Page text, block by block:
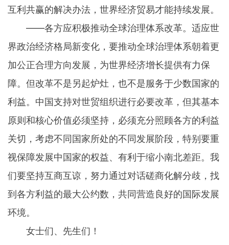
互利共赢的解决办法，世界经济贸易才能持续发展。
——各方应积极推动全球治理体系改革。适应世
界政治经济格局新变化，要推动全球治理体系朝着更
加公正合理方向发展，为世界经济增长提供有力保
障。但改革不是另起炉灶，也不是服务于少数国家的
利益。中国支持对世贸组织进行必要改革，但其基本
原则和核心价值必须坚持，必须充分照顾各方的利益
关切，考虑不同国家所处的不同发展阶段，特别要重
视保障发展中国家的权益、有利于缩小南北差距。我
们要坚持互商互谅，努力通过对话磋商化解分歧，找
到各方利益的最大公约数，共同营造良好的国际发展
环境。
女士们、先生们！